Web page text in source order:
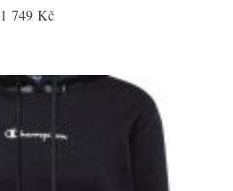
1 749 Kč